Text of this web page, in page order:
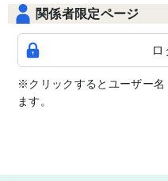
関係者限定ページ
※クリックするとユーザー
ます。